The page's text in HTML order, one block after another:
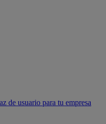
de usuario para tu empresa